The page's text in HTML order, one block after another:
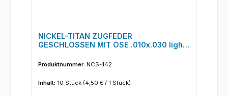
NICKEL-TITAN ZUGFEDER
GESCHLOSSEN MIT ÖSE .010x.030 light
Produktnummer: NCS-142
Inhalt: 10 Stück (4,50 € / 1 Stück)